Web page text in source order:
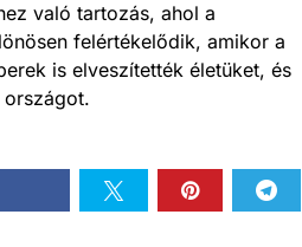
való tartozás, ahol a
felértékelődik, amikor a
is elveszítették életüket, és